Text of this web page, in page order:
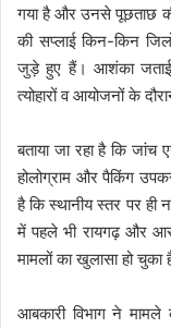
गया है और उनसे पूछताछ
की सप्लाई किन-किन
जुड़े हुए हैं। आशंका जताई
त्योहारों व आयोजनों के
बताया जा रहा है कि जांच
होलोग्राम और पैकिंग
है कि स्थानीय स्तर पर ही
में पहले भी रायगढ़ और
मामलों का खुलासा हो चुका
आबकारी विभाग ने